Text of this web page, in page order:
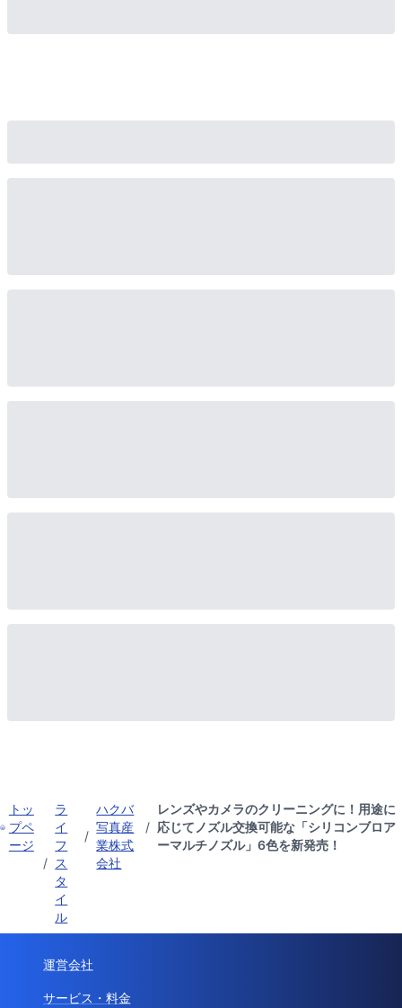
トッ
プペ
ージ
/
ラ
イ
フ
ス
タ
イ
ル
/
ハクバ
写真産
業株式
会社
/
レンズやカメラのクリーニングに！用途に
応じてノズル交換可能な「シリコンブロア
ーマルチノズル」6色を新発売！
運営会社
サービス・料金